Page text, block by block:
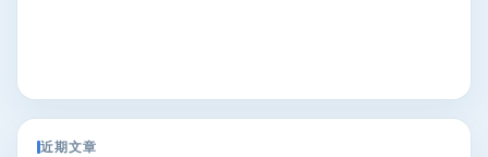
近期文章